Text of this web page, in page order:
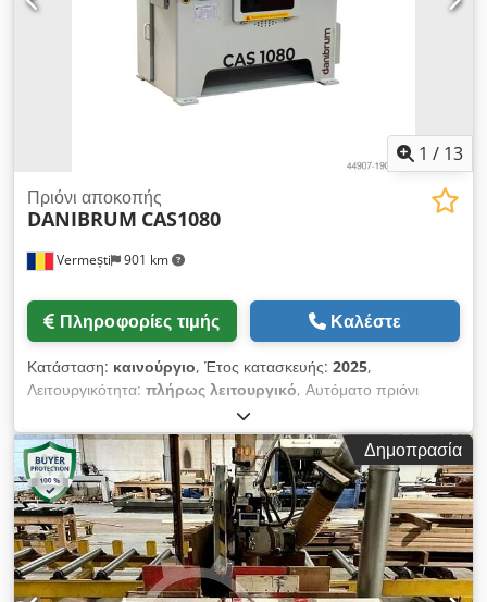
1 / 13
Vermești 901 km
Πριόνι αποκοπής
DANIBRUM CAS1080
Πληροφορίες τιμής Καλέστε
Κατάσταση: καινούργιο, Έτος κατασκευής: 2025,
Λειτουργικότητα: πλήρως λειτουργικό, Αυτόματο πριόνι
κοπής και κοπής άκρων DANIBRUM CAS1080 – Ταχύτητα,
ακρίβεια και ασφάλεια στην κοπή Το αυτόματο πριόνι κοπής και
συγκόλλησης άκρων DANIBRUM CAS1080 είναι η ιδανική λύση
για την επεξεργασία ξυλείας και ορείχαλκου με υψηλή
απόδοση. Αυτό το στιβαρό και ακριβές μηχάνημα εξασφαλίζει
ευθείες κοπές σε υψηλή ταχύτητα και συνιστάται για χρήστες
που επιθυμούν ευελιξία στη λειτουργία και σταθερά
αποτελέσματα υψηλής ποιότητας. Βασικά πλεονεκτήματα:
Ευελιξία εργασίας για κοπή άκρων και σχίσιμο διαφόρων
Δημοπρασία